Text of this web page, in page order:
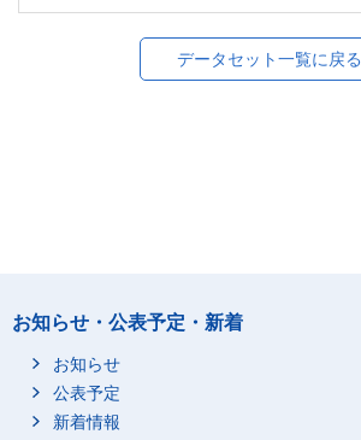
データセット一覧に戻る
お知らせ・公表予定・新着
お知らせ
公表予定
新着情報